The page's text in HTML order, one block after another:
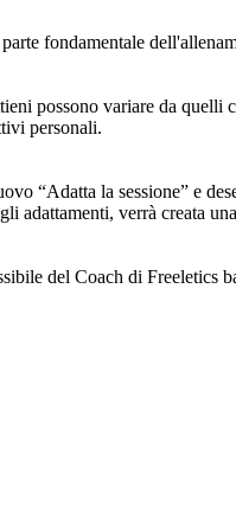
fondamentale
possono variare da
personali.
“Adatta la sessione” e
adattamenti, verrà creata
del Coach di Freeletics